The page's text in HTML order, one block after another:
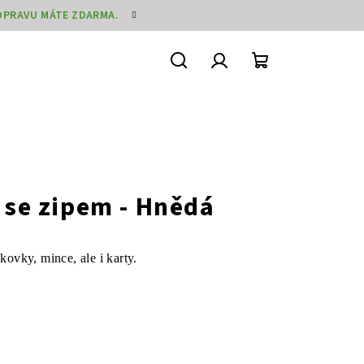
MÁTE ZDARMA.
zipem - Hnědá
mince, ale i karty.